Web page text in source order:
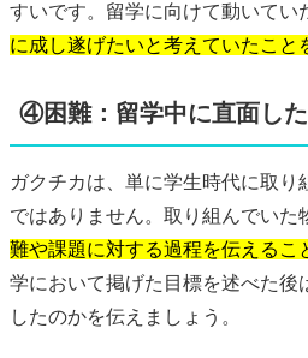
すいです。留学に向けて動いてい
に成し遂げたいと考えていたこと
④困難：留学中に直面し
ガクチカは、単に学生時代に取り
ではありません。取り組んでいた
難や課題に対する過程を伝えるこ
学において掲げた目標を述べた後
したのかを伝えましょう。